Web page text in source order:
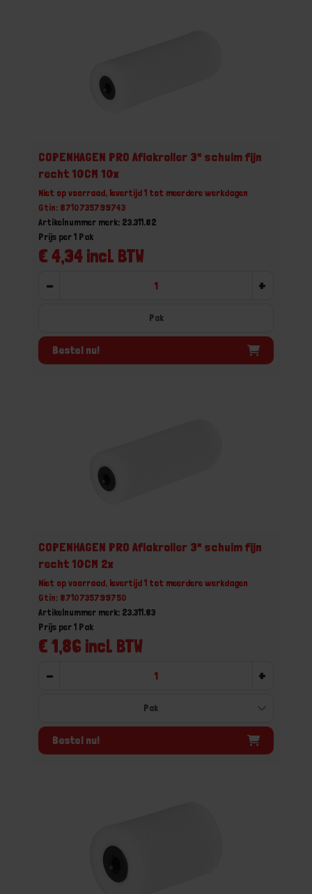
COPENHAGEN PRO Aflakroller 3* schuim fijn
recht 10CM 10x
Niet op voorraad, levertijd 1 tot meerdere werkdagen
Gtin: 8710735799743
Artikelnummer merk: 23.311.82
€ 4,34 incl. BTW
Prijs per 1 Pak
- +
Pak
Bestel nu!
COPENHAGEN PRO Aflakroller 3* schuim fijn
recht 10CM 2x
Niet op voorraad, levertijd 1 tot meerdere werkdagen
Gtin: 8710735799750
Artikelnummer merk: 23.311.83
€ 1,86 incl. BTW
Prijs per 1 Pak
- +
Bestel nu!